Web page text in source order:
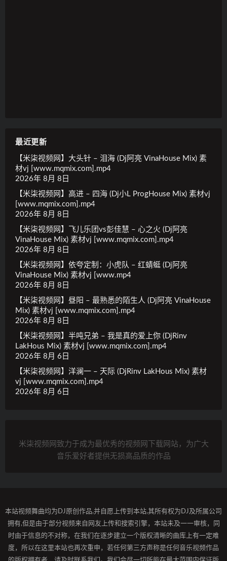
最近更新
【米柒视频网】大头针 – 泪海 (Dj阿亮 VinaHouse Mix) 素
材vj [www.mqmix.com].mp4
2026年 8月 8日
【米柒视频网】高进 – 四海 (Dj小L ProgHouse Mix) 素材vj
[www.mqmix.com].mp4
2026年 8月 8日
【米柒视频网】飞儿乐团vs彭佳慧 – 心之火 (Dj阿亮
VinaHouse Mix) 素材vj [www.mqmix.com].mp4
2026年 8月 8日
【米柒视频网】依夸定制：小虎队 – 红蜻蜓 (Dj阿亮
VinaHouse Mix) 素材vj [www.mp4
2026年 8月 8日
【米柒视频网】昼阳 – 最熟悉的陌生人 (Dj阿亮 VinaHouse
Mix) 素材vj [www.mqmix.com].mp4
2026年 8月 8日
【米柒视频网】半吨兄弟 – 我是真的爱上你 (DjRinv
LakHous Mix) 素材vj [www.mqmix.com].mp4
2026年 8月 6日
【米柒视频网】洋澜一 – 天际 (DjRinv LakHous Mix) 素材
vj [www.mqmix.com].mp4
2026年 8月 6日
米柒视频网致力于成为最优秀的视频网下载网站，为广大
音乐爱好者提供无损高品质的作品
本站视频舞曲均为DJ原创作品,并自愿上传到本站,其所有权为DJ及所属公司
拥有,但是由于部分视频来自网友上传和搜索引擎，本站未及一一审核，同
时由于信息的不对称，在我们在逐步建立一个版权清晰的曲库上有一定难
度，所以在这里本站也再次重申，若任何第三方声称是任何音乐视频作品